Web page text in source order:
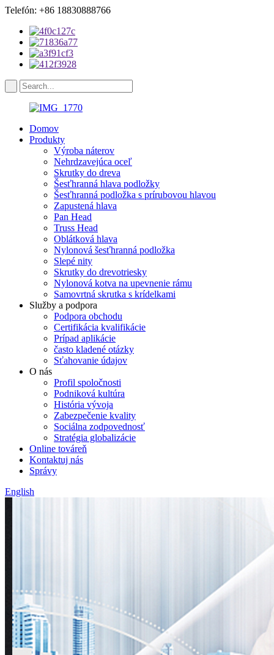
Telefón: +86 18830888766
Domov
Produkty
Výroba náterov
Nehrdzavejúca oceľ
Skrutky do dreva
Šesťhranná hlava podložky
Šesťhranná podložka s prírubovou hlavou
Zapustená hlava
Pan Head
Truss Head
Oblátková hlava
Nylonová šesťhranná podložka
Slepé nity
Skrutky do drevotriesky
Nylonová kotva na upevnenie rámu
Samovrtná skrutka s krídelkami
Služby a podpora
Podpora obchodu
Certifikácia kvalifikácie
Prípad aplikácie
často kladené otázky
Sťahovanie údajov
O nás
Profil spoločnosti
Podniková kultúra
História vývoja
Zabezpečenie kvality
Sociálna zodpovednosť
Stratégia globalizácie
Online továreň
Kontaktuj nás
Správy
English